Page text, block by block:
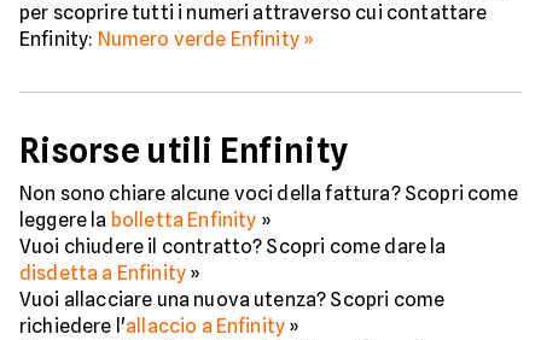
per scoprire tutti i numeri attraverso cui contattare
Enfinity: Numero verde Enfinity »
Risorse utili Enfinity
Non sono chiare alcune voci della fattura? Scopri come
leggere la bolletta Enfinity »
Vuoi chiudere il contratto? Scopri come dare la
disdetta a Enfinity »
Vuoi allacciare una nuova utenza? Scopri come
richiedere l'allaccio a Enfinity »